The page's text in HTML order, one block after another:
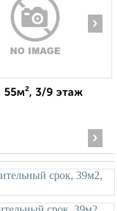
›
55м², 3/9 этаж
›